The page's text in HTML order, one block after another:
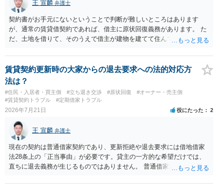
王 宣麟 弁護士
契約書がお手元にないということで判断が難しいところはあります
が、通常の賃貸借契約であれば、借主に原状回復義務があります。 た
だ、土地を借りて、そのうえで借主が建物を建てて住んでいたケース
であれば、建物を収去して土地を明渡す義務は原則生じないはずで
す。 その後、建物を平屋に立て替えた場合であっても、貸主の承諾を
得ているのであれば、単純に費用を捻出した側に平屋の所有権が帰属
する、という話になるわけでもないように思います。 そのため、現
状、解体費用を負担することが明確な案件ではないため、まずは相手
に請求の根拠（なぜ当方が平屋の解体費用を負担しなければならない
賃貸契約更新時の大家からの退去要求への法的対応方
法は？
#住民・入居者・買主側 #立ち退き交渉 #原状回復
#オーナー・売主側
#賃貸契約トラブル
#定期借家トラブル
2026年7月21日 役にたった 2
王 宣麟 弁護士
現在の契約は普通借家契約であり、更新拒絶や退去要求には借地借家
法28条上の「正当事由」が必要です。貸主の一方的な希望だけでは、
直ちに退去義務が生じるものではありません。 普通借家契約から定期
新たな定期借家契約を締結する形になりますが、これは任意の合意が